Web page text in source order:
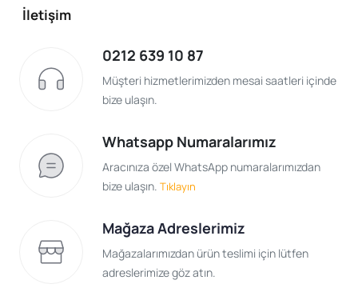
İletişim
0212 639 10 87
Müşteri hizmetlerimizden mesai saatleri içinde
bize ulaşın.
Whatsapp Numaralarımız
Aracınıza özel WhatsApp numaralarımızdan
bize ulaşın. Tıklayın
Mağaza Adreslerimiz
Mağazalarımızdan ürün teslimi için lütfen
adreslerimize göz atın.